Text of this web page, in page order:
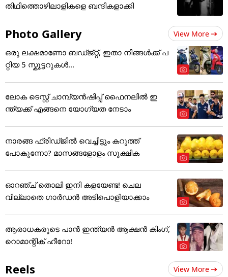
തിഥിത്തൊഴിലാളികളെ ബന്ദികളാക്കി
Photo Gallery View More
ഒരു ലക്ഷമാണോ ബഡ്ജ്റ്റ്, ഇതാ നിങ്ങൾക്ക് പ
റ്റിയ 5 സ്കൂട്ടറുകൾ...
ലോക ടെസ്റ്റ് ചാമ്പ്യൻഷിപ്പ് ഫൈനലിൽ ഇ
ന്ത്യക്ക് എങ്ങനെ യോഗ്യത നേടാം
നാരങ്ങ ഫ്രിഡ്ജിൽ വെച്ചിട്ടും കറുത്ത്
പോകുന്നോ? മാസങ്ങളോളം സൂക്ഷിക
ഓറഞ്ച് തൊലി ഇനി കളയേണ്ട! ചെല
വില്ലാതെ ഗാർഡൻ അടിപൊളിയാക്കാം
ആരാധകരുടെ പാൻ ഇന്ത്യൻ ആക്ഷൻ കിംഗ്,
റൊമാന്റിക് ഹീറോ!
Reels View More